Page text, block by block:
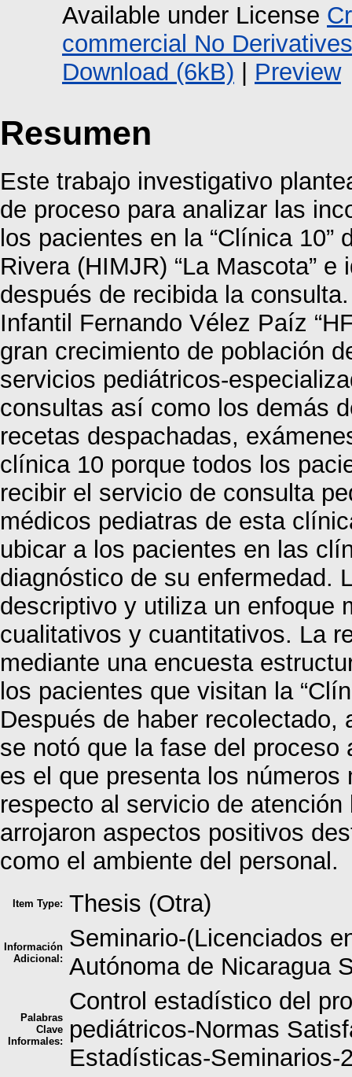
Available under License
commercial No Derivatives
Download (6kB) | Preview
Resumen
Este trabajo investigativo
de proceso para analizar las
los pacientes en la “Clínica
Rivera (HIMJR) “La Mascota”
después de recibida la
Infantil Fernando Vélez Paíz
gran crecimiento de población
servicios pediátricos-
consultas así como los demás
recetas despachadas,
clínica 10 porque todos los
recibir el servicio de consulta
médicos pediatras de esta
ubicar a los pacientes en las
diagnóstico de su enfermedad.
descriptivo y utiliza un enfoque
cualitativos y cuantitativos. La
mediante una encuesta
los pacientes que visitan la
Después de haber
se notó que la fase del
es el que presenta los
respecto al servicio de
arrojaron aspectos positivos
como el ambiente del personal.
Item Type: Thesis (Otra)
Información
Adicional:
Seminario-(Licenciados
Autónoma de Nicaragua
Palabras
Clave
Informales:
Control estadístico del
pediátricos-Normas
Estadísticas-Seminarios-